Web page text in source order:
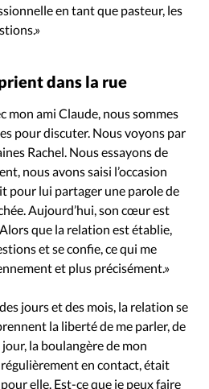
en tant que pasteur, les
dans la rue
mon ami Claude, nous sommes
pour discuter. Nous voyons par
Rachel. Nous essayons de
nous avons saisi l’occasion
pour lui partager une parole de
Aujourd’hui, son cœur est
que la relation est établie,
et se confie, ce qui me
et plus précisément.»
jours et des mois, la relation se
la liberté de me parler, de
la boulangère de mon
en contact, était
elle. Est-ce que je peux faire